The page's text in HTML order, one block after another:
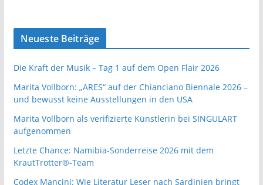
Neueste Beiträge
Die Kraft der Musik – Tag 1 auf dem Open Flair 2026
Marita Vollborn: „ARES“ auf der Chianciano Biennale 2026 –
und bewusst keine Ausstellungen in den USA
Marita Vollborn als verifizierte Künstlerin bei SINGULART
aufgenommen
Letzte Chance: Namibia-Sonderreise 2026 mit dem
KrautTrotter®-Team
Codex Mancini: Wie Literatur Leser nach Sardinien bringt